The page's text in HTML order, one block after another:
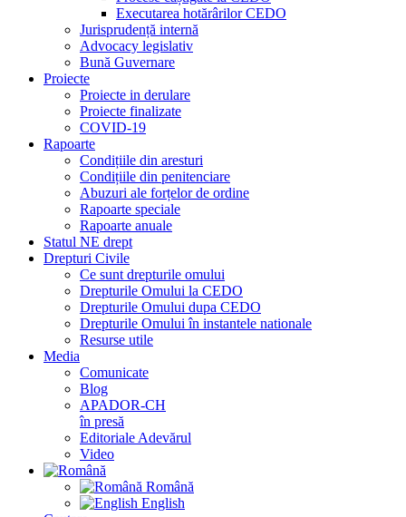
Executarea hotărârilor CEDO
Jurisprudență internă
Advocacy legislativ
Bună Guvernare
Proiecte
Proiecte in derulare
Proiecte finalizate
COVID-19
Rapoarte
Condițiile din aresturi
Condițiile din penitenciare
Abuzuri ale forțelor de ordine
Rapoarte speciale
Rapoarte anuale
Statul NE drept
Drepturi Civile
Ce sunt drepturile omului
Drepturile Omului la CEDO
Drepturile Omului dupa CEDO
Drepturile Omului în instantele nationale
Resurse utile
Media
Comunicate
Blog
APADOR-CH
în presă
Editoriale Adevărul
Video
Română
English